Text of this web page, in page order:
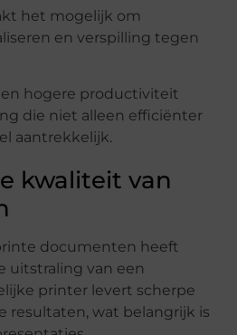
het mogelijk om
en verspilling tegen
hogere productiviteit
die niet alleen efficiënter
aantrekkelijk.
kwaliteit van
documenten heeft
uitstraling van een
printer levert scherpe
resultaten, wat belangrijk is